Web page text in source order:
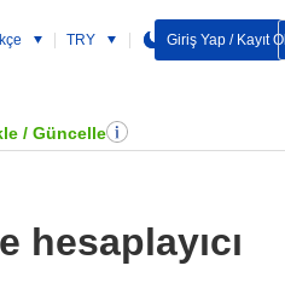
TRY Giriş Yap / Kayıt Ol
/ Güncelle
hesaplayıcı